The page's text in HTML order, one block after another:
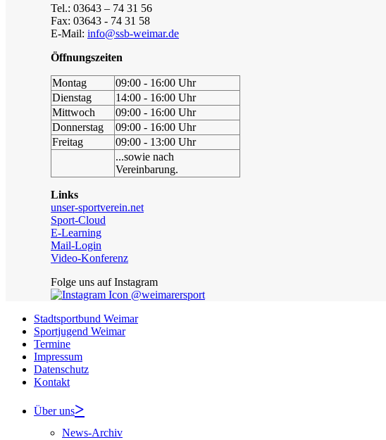
Tel.: 03643 – 74 31 56
Fax: 03643 - 74 31 58
E-Mail: info@ssb-weimar.de
Öffnungszeiten
Montag
09:00 - 16:00 Uhr
Dienstag
14:00 - 16:00 Uhr
Mittwoch
09:00 - 16:00 Uhr
Donnerstag
09:00 - 16:00 Uhr
Freitag
09:00 - 13:00 Uhr
...sowie nach
Vereinbarung.
Links
unser-sportverein.net
Sport-Cloud
E-Learning
Mail-Login
Video-Konferenz
Folge uns auf Instagram
@weimarersport
Stadtsportbund Weimar
Sportjugend Weimar
Termine
Impressum
Datenschutz
Kontakt
Über uns
News-Archiv